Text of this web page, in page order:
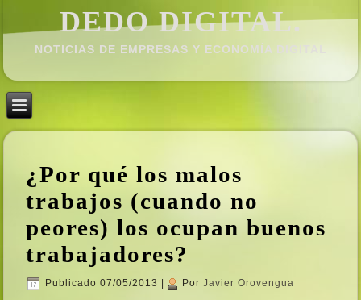
DEDO DIGITAL.
NOTICIAS DE EMPRESAS Y ECONOMÍ­A DIGITAL
¿Por qué los malos
trabajos (cuando no
peores) los ocupan buenos
trabajadores?
Publicado 07/05/2013 Por Javier Orovengua